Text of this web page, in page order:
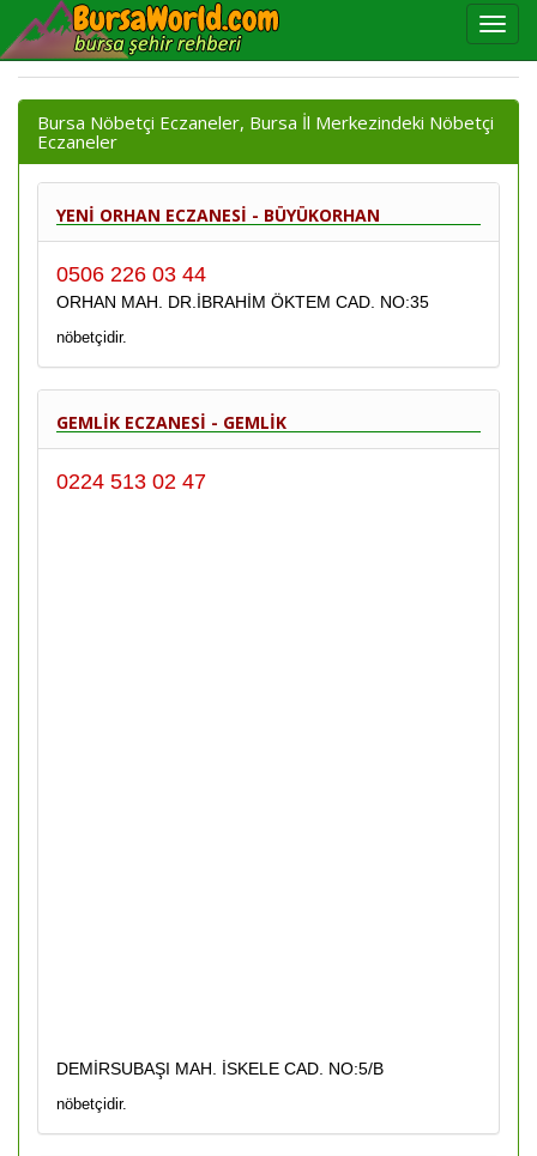
Bursa Nöbetçi Eczaneler, Bursa İl Merkezindeki Nöbetçi
Eczaneler
YENİ ORHAN ECZANESİ - BÜYÜKORHAN
0506 226 03 44
ORHAN MAH. DR.İBRAHİM ÖKTEM CAD. NO:35
nöbetçidir.
GEMLİK ECZANESİ - GEMLİK
0224 513 02 47
DEMİRSUBAŞI MAH. İSKELE CAD. NO:5/B
nöbetçidir.